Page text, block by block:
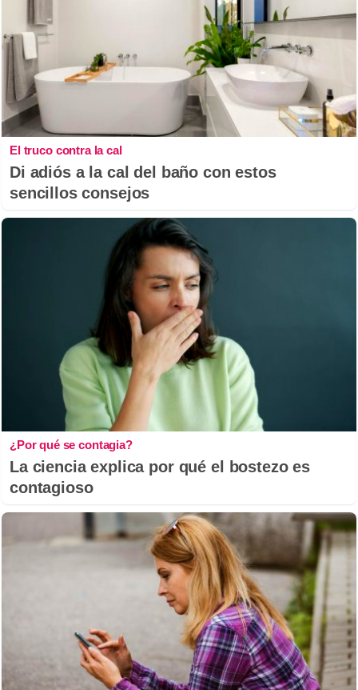
El truco contra la cal
Di adiós a la cal del baño con estos
sencillos consejos
¿Por qué se contagia?
La ciencia explica por qué el bostezo es
contagioso